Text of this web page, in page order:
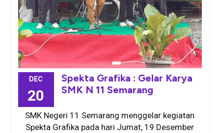
DEC
20
Spekta Grafika : Gelar Karya
SMK N 11 Semarang
SMK Negeri 11 Semarang menggelar kegiatan
Spekta Grafika pada hari Jumat, 19 Desember